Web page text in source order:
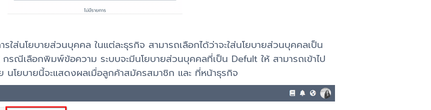
รใส่นโยบายส่วนบุคคล ในแต่ละธุรกิจ สามารถเลือกได้ว่าจะใส่นโยบายส่วนบุคคลเป็น
รณีเลือกพิมพ์ข้อความ ระบบจะมีนโยบายส่วนบุคคลที่เป็น Defult ให้ สามารถเข้าไป
นโยบายนี้จะแสดงผลเมื่อลูกค้าสมัครสมาชิก และ ที่หน้าธุรกิจ